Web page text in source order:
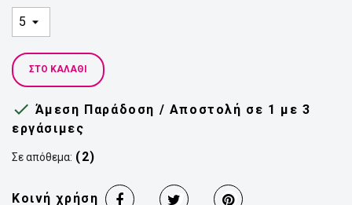
ΣΤΟ ΚΑΛΆΘΙ
 Άμεση Παράδοση / Αποστολή σε 1 με 3
εργάσιμες
Σε απόθεμα: (2)
Κοινή χρήση